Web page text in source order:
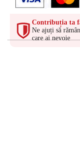
Contribuția ta
Ne ajuți să
care ai nevoie